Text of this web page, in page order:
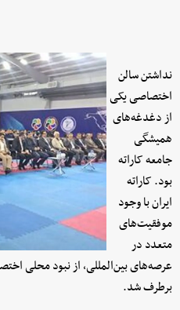
نداشتن سالن
اختصاصی یکی
از دغدغه‌های
همیشگی
جامعه کاراته
بود. کاراته
ایران با وجود
موفقیت‌های
متعدد در
عرصه‌های بین‌المللی، از نبود محلی
برطرف شد.